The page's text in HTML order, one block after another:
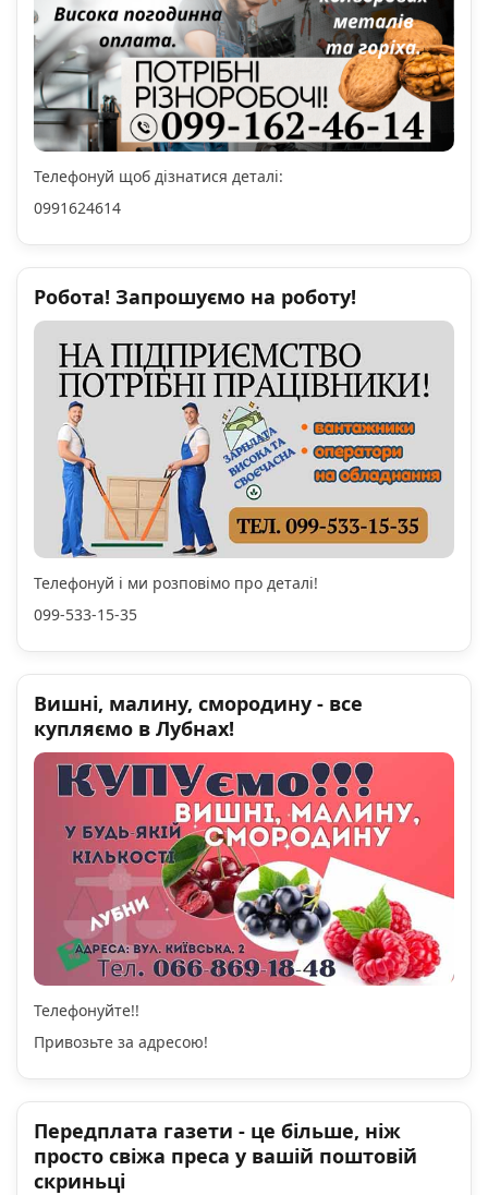
Телефонуй щоб дізнатися деталі:
0991624614
Робота! Запрошуємо на роботу!
Телефонуй і ми розповімо про деталі!
099-533-15-35
Вишні, малину, смородину - все
купляємо в Лубнах!
Телефонуйте!!
Привозьте за адресою!
Передплата газети - це більше, ніж
просто свіжа преса у вашій поштовій
скриньці